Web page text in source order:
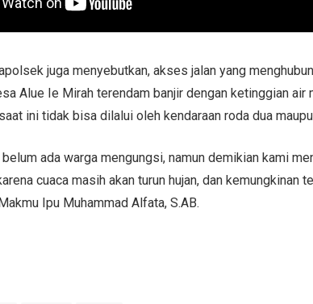
juga menyebutkan, akses jalan yang
Alue Ie Mirah terendam banjir dengan ketinggian
ini tidak bisa dilalui oleh kendaraan roda dua
ada warga mengungsi, namun demikian kami
cuaca masih akan turun hujan, dan kemungkinan
Ipu Muhammad Alfata, S.AB.